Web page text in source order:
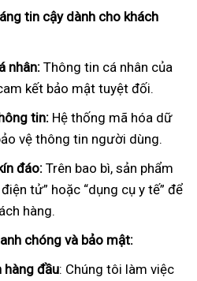
tin cậy dành cho khách
nhân: Thông tin cá nhân của
kết bảo mật tuyệt đối.
tin: Hệ thống mã hóa dữ
vệ thông tin người dùng.
đáo: Trên bao bì, sản phẩm
tử” hoặc “dụng cụ y tế” để
hàng.
chóng và bảo mật:
hàng đầu: Chúng tôi làm việc